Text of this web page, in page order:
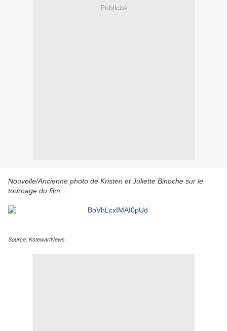
Publicité
Nouvelle/Ancienne photo de Kristen et Juliette Binoche sur le
tournage du film ...
Source: KstewartNews